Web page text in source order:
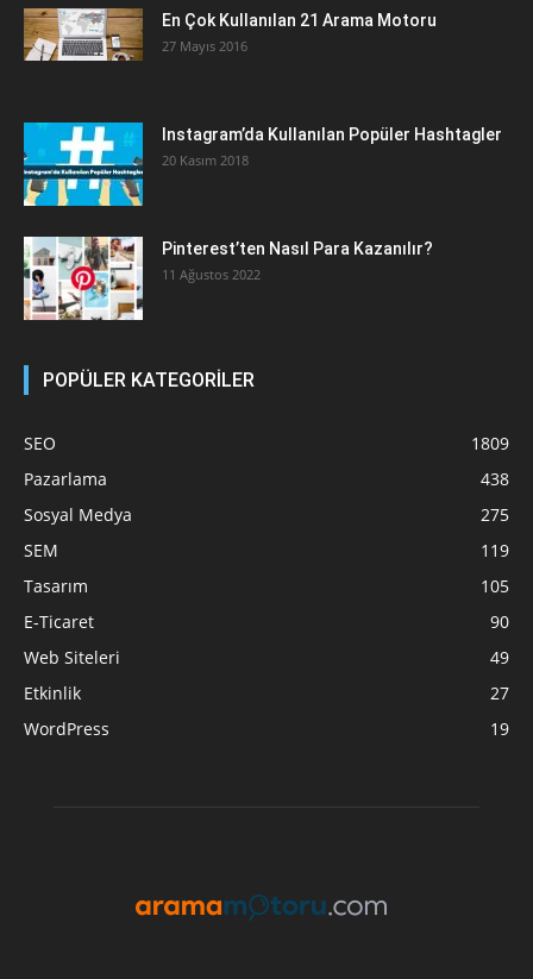
En Çok Kullanılan 21 Arama Motoru
27 Mayıs 2016
Instagram’da Kullanılan Popüler Hashtagler
20 Kasım 2018
Pinterest’ten Nasıl Para Kazanılır?
11 Ağustos 2022
POPÜLER KATEGORİLER
SEO
1809
Pazarlama
438
Sosyal Medya
275
SEM
119
Tasarım
105
E-Ticaret
90
Web Siteleri
49
Etkinlik
27
WordPress
19